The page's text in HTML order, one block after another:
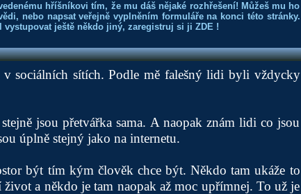
hříšníkovi tím, že mu dáš nějaké rozhřešení! Můžeš mu ho
nebo napsat veřejně vyplněním formuláře na konci této stránky.
ještě někdo jiný, zaregistruj si ji ZDE!
v sociálních sítích. Podle mě falešný lidi byli vždycky
jsou přetvářka sama. A naopak znám lidi co jsou
úplně stejný jako na internetu.
být tím kým člověk chce být. Někdo tam ukáže to
a někdo je tam naopak až moc upřímnej. To už je